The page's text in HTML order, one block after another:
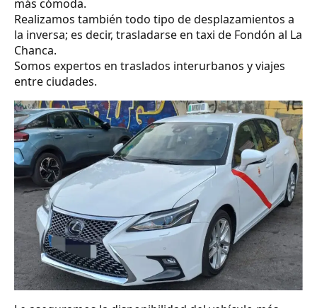
más cómoda.
Realizamos también todo tipo de desplazamientos a
la inversa; es decir, trasladarse en taxi de Fondón al La
Chanca.
Somos expertos en traslados interurbanos y viajes
entre ciudades.